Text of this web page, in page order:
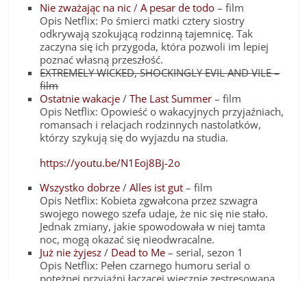
Nie zważając na nic /A pesar de todo – film
Opis Netflix: Po śmierci matki cztery siostry
odkrywają szokującą rodzinną tajemnicę. Tak
zaczyna się ich przygoda, która pozwoli im lepiej
poznać własną przeszłość.
EXTREMELY WICKED, SHOCKINGLY EVIL AND VILE –
film
Ostatnie wakacje /The Last Summer – film
Opis Netflix: Opowieść o wakacyjnych przyjaźniach,
romansach i relacjach rodzinnych nastolatków,
którzy szykują się do wyjazdu na studia.
https://youtu.be/N1Eoj8Bj-2o
Wszystko dobrze /Alles ist gut – film
Opis Netflix: Kobieta zgwałcona przez szwagra
swojego nowego szefa udaje, że nic się nie stało.
Jednak zmiany, jakie spowodowała w niej tamta
noc, mogą okazać się nieodwracalne.
Już nie żyjesz / Dead to Me – serial, sezon 1
Opis Netflix: Pełen czarnego humoru serial o